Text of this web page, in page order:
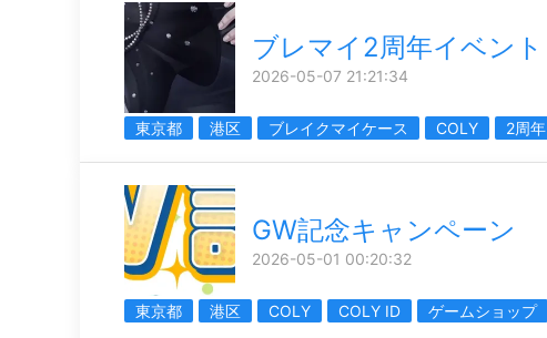
ブレマイ2周年イベント
2026-05-07 21:21:34
東京都 港区 ブレイクマイケース COLY 2周年
GW記念キャンペーン
2026-05-01 00:20:32
東京都 港区 COLY COLY ID ゲームショップ